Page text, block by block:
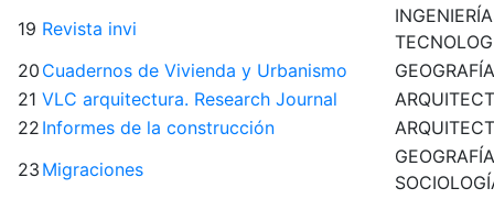
19 Revista invi
20 Cuadernos de Vivienda y Urbanismo
GEOGRAFÍA
21 VLC arquitectura. Research Journal
22 Informes de la construcción
23 Migraciones
GEOGRAFÍA